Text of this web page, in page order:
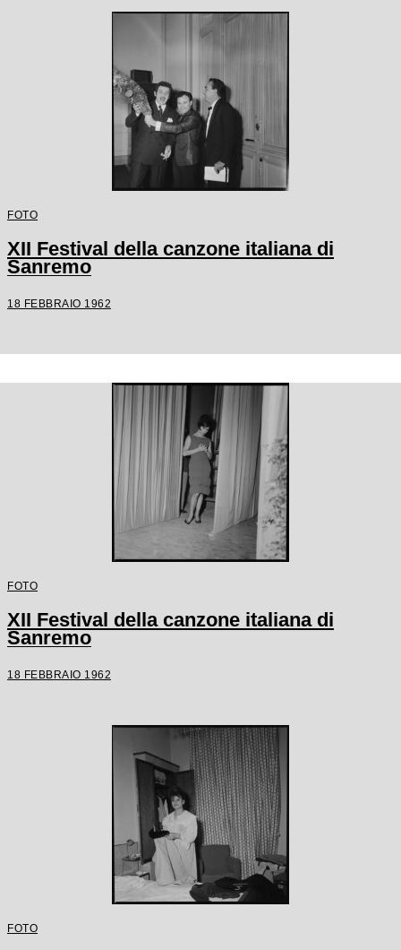
FOTO
XII Festival della canzone italiana di
Sanremo
18 FEBBRAIO 1962
FOTO
XII Festival della canzone italiana di
Sanremo
18 FEBBRAIO 1962
FOTO